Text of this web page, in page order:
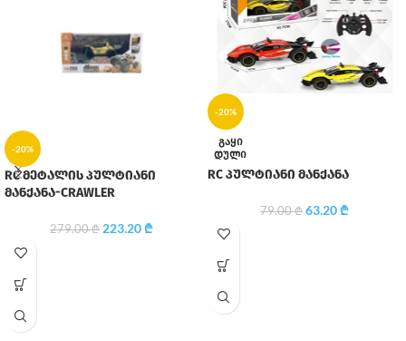
-20%
RC მეტალის პულტიანი
მანქანა-CRAWLER
279.00₾ 223.20₾
-20%
ᲒᲐᲧᲘ
ᲓᲣᲚᲘ
RC პულტიანი მანქანა
79.00₾ 63.20₾